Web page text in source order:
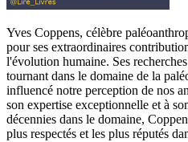
Yves Coppens, célèbre
pour ses extraordinaires
l'évolution humaine. Ses
tournant dans le domaine de la
influencé notre perception de nos
son expertise exceptionnelle et à
décennies dans le domaine,
plus respectés et les plus réputés